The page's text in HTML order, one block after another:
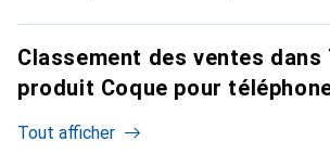
Classement des ventes dans
produit Coque pour
Tout afficher